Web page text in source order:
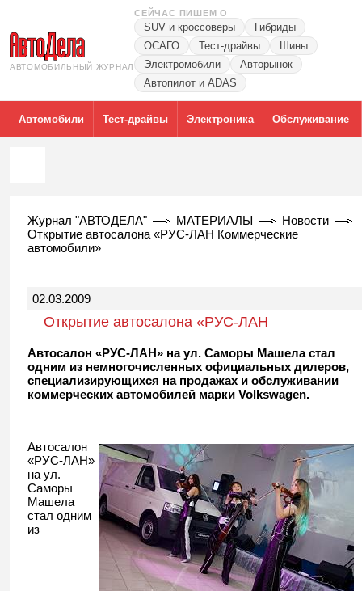
АВТОМОБИЛЬНЫЙ ЖУРНАЛ
СЕЙЧАС ПИШЕМ О
SUV и кроссоверы
Гибриды
ОСАГО
Тест-драйвы
Шины
Электромобили
Авторынок
Автопилот и ADAS
Автомобили Тест-драйвы Электроника Обслуживание
Журнал "АВТОДЕЛА" МАТЕРИАЛЫ
Новости
Открытие автосалона «РУС-ЛАН Коммерческие
автомобили»
02.03.2009
Открытие автосалона «РУС-ЛАН
Коммерческие автомобили»
Автосалон «РУС-ЛАН» на ул. Саморы Машела стал
одним из немногочисленных официальных дилеров,
специализирующихся на продажах и обслуживании
коммерческих автомобилей марки Volkswagen.
Автосалон
«РУС-ЛАН»
на ул.
Саморы
Машела
стал одним
из